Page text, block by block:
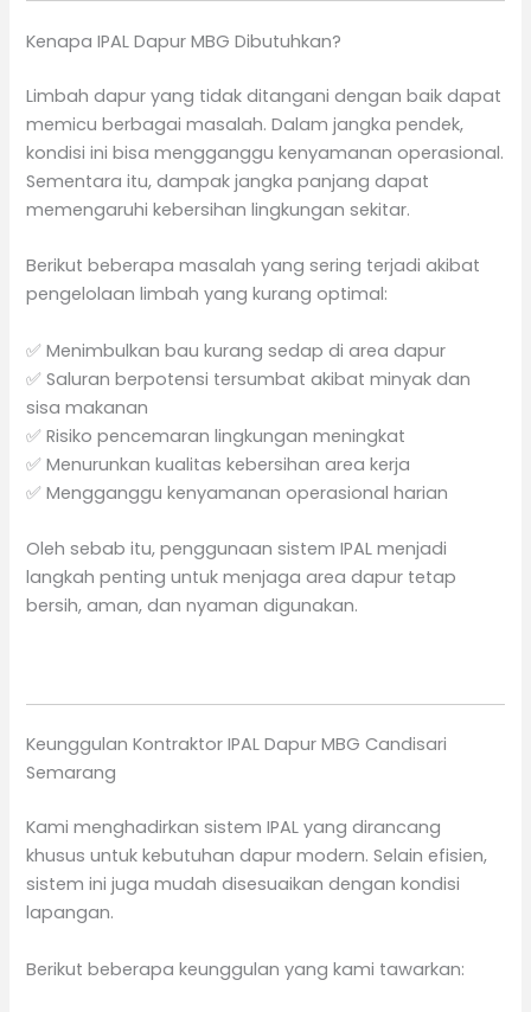
Kenapa IPAL Dapur MBG Dibutuhkan?
Limbah dapur yang tidak ditangani dengan baik dapat
memicu berbagai masalah. Dalam jangka pendek,
kondisi ini bisa mengganggu kenyamanan operasional.
Sementara itu, dampak jangka panjang dapat
memengaruhi kebersihan lingkungan sekitar.
Berikut beberapa masalah yang sering terjadi akibat
pengelolaan limbah yang kurang optimal:
✅ Menimbulkan bau kurang sedap di area dapur
✅ Saluran berpotensi tersumbat akibat minyak dan
sisa makanan
✅ Risiko pencemaran lingkungan meningkat
✅ Menurunkan kualitas kebersihan area kerja
✅ Mengganggu kenyamanan operasional harian
Oleh sebab itu, penggunaan sistem IPAL menjadi
langkah penting untuk menjaga area dapur tetap
bersih, aman, dan nyaman digunakan.
Keunggulan Kontraktor IPAL Dapur MBG Candisari
Semarang
Kami menghadirkan sistem IPAL yang dirancang
khusus untuk kebutuhan dapur modern. Selain efisien,
sistem ini juga mudah disesuaikan dengan kondisi
lapangan.
Berikut beberapa keunggulan yang kami tawarkan: